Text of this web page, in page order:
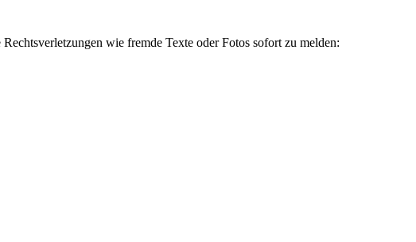
wie fremde Texte oder Fotos sofort zu melden: